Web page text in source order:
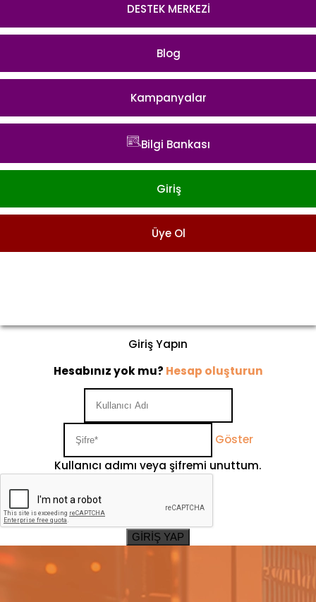
DESTEK MERKEZİ
Blog
Kampanyalar
Bilgi Bankası
Giriş
Üye Ol
Giriş Yapın
Hesabınız yok mu? Hesap oluşturun
Göster
Kullanıcı adımı veya şifremi unuttum.
GİRİŞ YAP